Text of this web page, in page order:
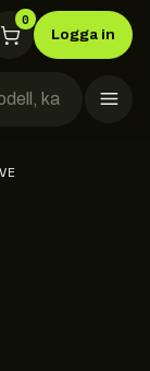
0
Logga in